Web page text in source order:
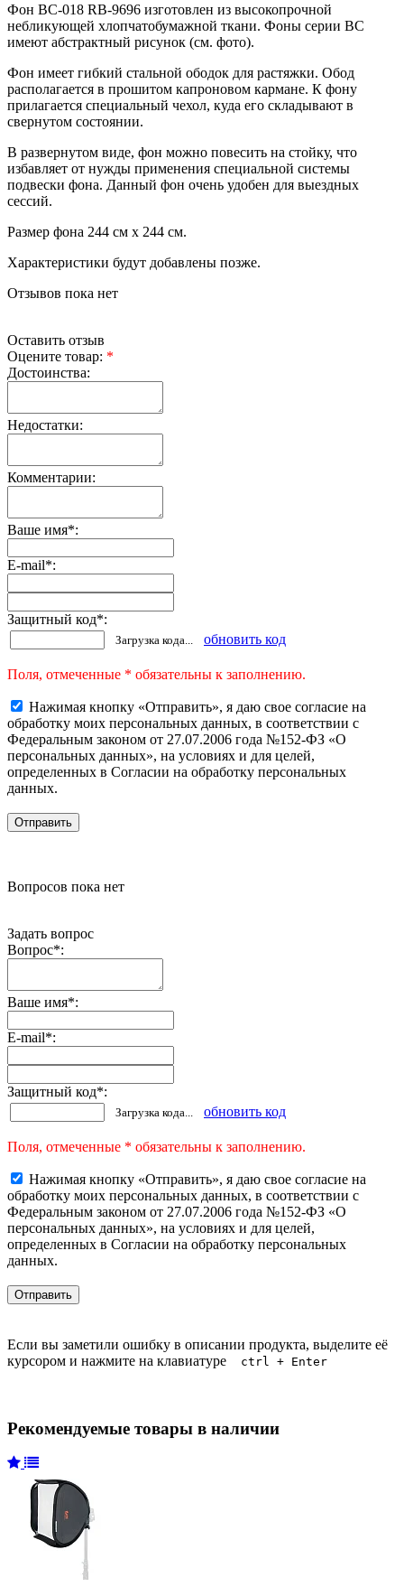
Фон BC-018 RB-9696 изготовлен из высокопрочной
небликующей хлопчатобумажной ткани. Фоны серии BC
имеют абстрактный рисунок (см. фото).
Фон имеет гибкий стальной ободок для растяжки. Обод
располагается в прошитом капроновом кармане. К фону
прилагается специальный чехол, куда его складывают в
свернутом состоянии.
В развернутом виде, фон можно повесить на стойку, что
избавляет от нужды применения специальной системы
подвески фона. Данный фон очень удобен для выездных
сессий.
Размер фона 244 см х 244 см.
Характеристики будут добавлены позже.
Отзывов пока нет
Оставить отзыв
Оцените товар: *
Достоинства:
Недостатки:
Комментарии:
Ваше имя*:
E-mail*:
Защитный код*:
Загрузка кода... обновить код
Поля, отмеченные * обязательны к заполнению.
Нажимая кнопку «Отправить», я даю свое согласие на
обработку моих персональных данных, в соответствии с
Федеральным законом от 27.07.2006 года №152-ФЗ «О
персональных данных», на условиях и для целей,
определенных в Согласии на обработку персональных
данных.
Вопросов пока нет
Задать вопрос
Вопрос*:
Ваше имя*:
E-mail*:
Защитный код*:
Загрузка кода... обновить код
Поля, отмеченные * обязательны к заполнению.
Нажимая кнопку «Отправить», я даю свое согласие на
обработку моих персональных данных, в соответствии с
Федеральным законом от 27.07.2006 года №152-ФЗ «О
персональных данных», на условиях и для целей,
определенных в Согласии на обработку персональных
данных.
Если вы заметили ошибку в описании продукта, выделите её
курсором и нажмите на клавиатуре
ctrl + Enter
Рекомендуемые товары в наличии